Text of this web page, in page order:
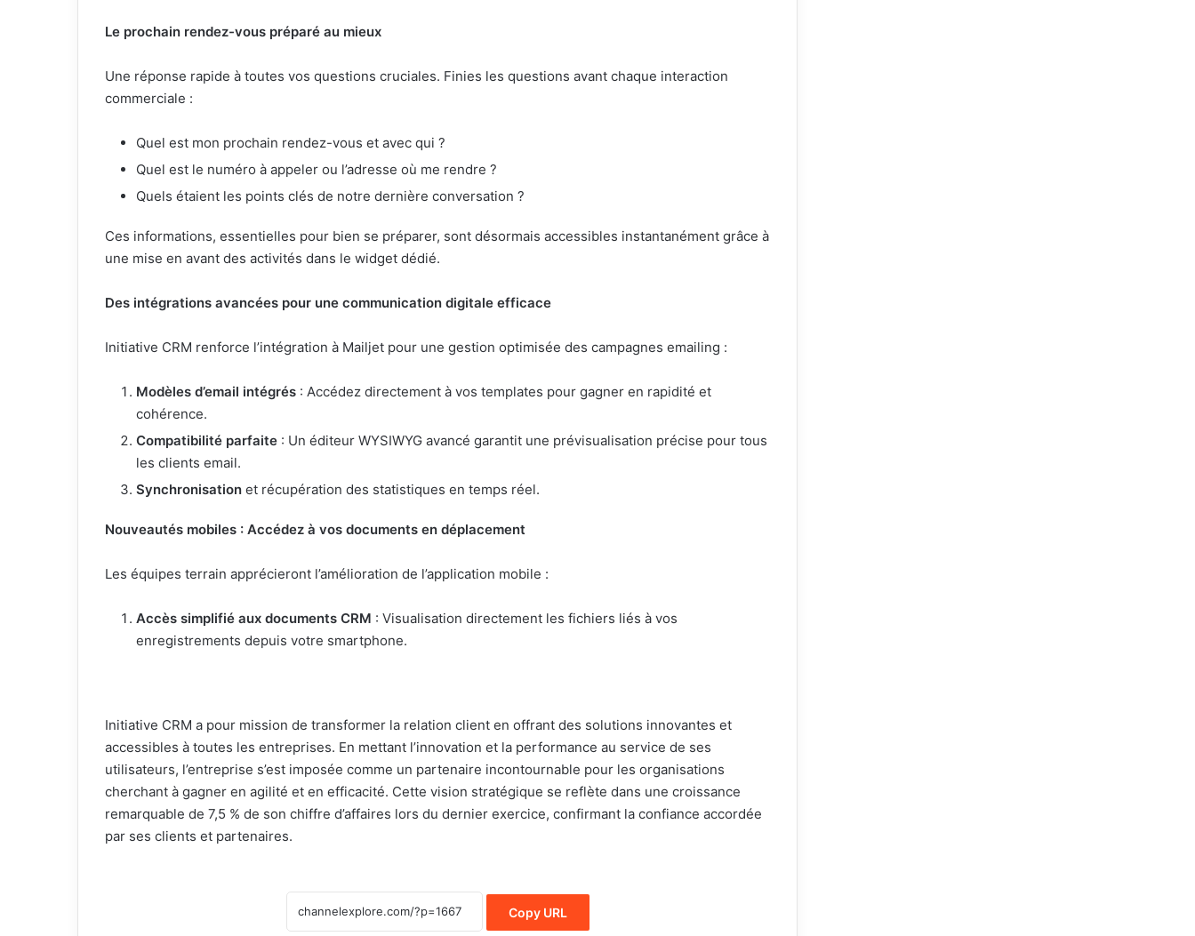
Le prochain rendez-vous préparé au mieux
Une réponse rapide à toutes vos questions cruciales. Finies les questions avant chaque interaction
commerciale :
Quel est mon prochain rendez-vous et avec qui ?
Quel est le numéro à appeler ou l’adresse où me rendre ?
Quels étaient les points clés de notre dernière conversation ?
Ces informations, essentielles pour bien se préparer, sont désormais accessibles instantanément grâce à
une mise en avant des activités dans le widget dédié.
Des intégrations avancées pour une communication digitale efficace
Initiative CRM renforce l’intégration à Mailjet pour une gestion optimisée des campagnes emailing :
Modèles d’email intégrés : Accédez directement à vos templates pour gagner en rapidité et
cohérence.
Compatibilité parfaite : Un éditeur WYSIWYG avancé garantit une prévisualisation précise pour tous
les clients email.
Synchronisation et récupération des statistiques en temps réel.
Nouveautés mobiles : Accédez à vos documents en déplacement
Les équipes terrain apprécieront l’amélioration de l’application mobile :
Accès simplifié aux documents CRM : Visualisation directement les fichiers liés à vos
enregistrements depuis votre smartphone.
Initiative CRM a pour mission de transformer la relation client en offrant des solutions innovantes et
accessibles à toutes les entreprises. En mettant l’innovation et la performance au service de ses
utilisateurs, l’entreprise s’est imposée comme un partenaire incontournable pour les organisations
cherchant à gagner en agilité et en efficacité. Cette vision stratégique se reflète dans une croissance
remarquable de 7,5 % de son chiffre d’affaires lors du dernier exercice, confirmant la confiance accordée
par ses clients et partenaires.
Copy URL